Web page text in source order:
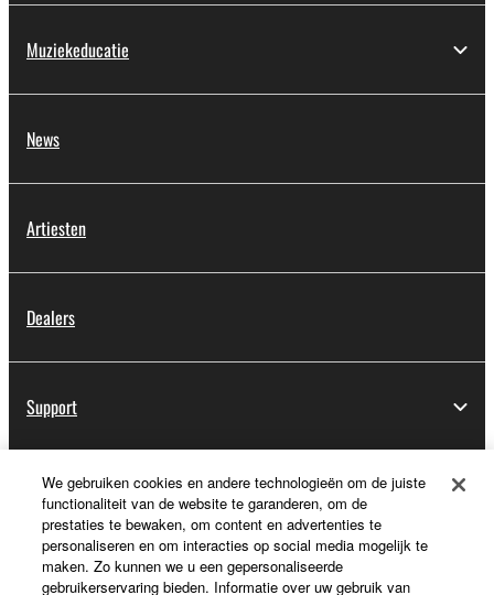
Muziekeducatie
News
Artiesten
Dealers
Support
Registratie voor Yamaha Music ID
Over Yamaha
We gebruiken cookies en andere technologieën om de juiste
functionaliteit van de website te garanderen, om de
prestaties te bewaken, om content en advertenties te
personaliseren en om interacties op social media mogelijk te
maken. Zo kunnen we u een gepersonaliseerde
gebruikerservaring bieden. Informatie over uw gebruik van